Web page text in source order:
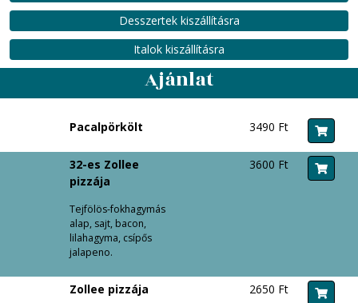
Desszertek kiszállításra
Italok kiszállításra
Ajánlat
Pacalpörkölt 3490 Ft
32-es Zollee
pizzája
Tejfölös-fokhagymás
alap, sajt, bacon,
lilahagyma, csípős
jalapeno.
3600 Ft
Zollee pizzája 2650 Ft